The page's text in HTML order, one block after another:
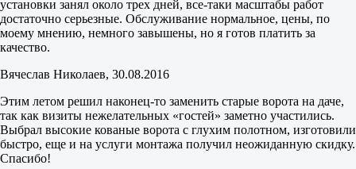
установки занял около трех дней, все-таки масштабы работ
достаточно серьезные. Обслуживание нормальное, цены, по
моему мнению, немного завышены, но я готов платить за
качество.
Вячеслав Николаев, 30.08.2016
Этим летом решил наконец-то заменить старые ворота на даче,
так как визиты нежелательных «гостей» заметно участились.
Выбрал высокие кованые ворота с глухим полотном, изготовили
быстро, еще и на услуги монтажа получил неожиданную скидку.
Спасибо!